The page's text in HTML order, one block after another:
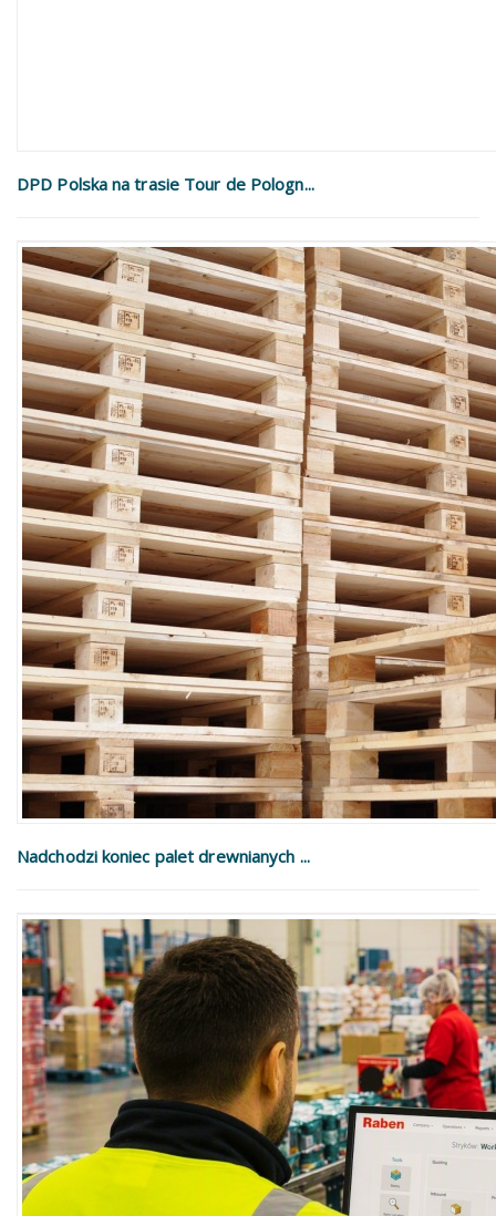
DPD Polska na trasie Tour de Pologn...
Nadchodzi koniec palet drewnianych ...